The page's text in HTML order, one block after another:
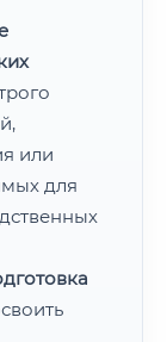
или
для